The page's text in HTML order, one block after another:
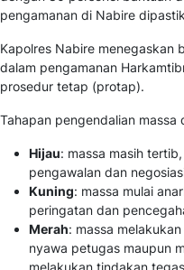
pengamanan di Nabire
Kapolres Nabire menegaskan
dalam pengamanan
prosedur tetap (protap).
Tahapan pengendalian massa
Hijau: massa masih
pengawalan dan
Kuning: massa mulai
peringatan dan
Merah: massa
nyawa petugas maupun
melakukan tindakan